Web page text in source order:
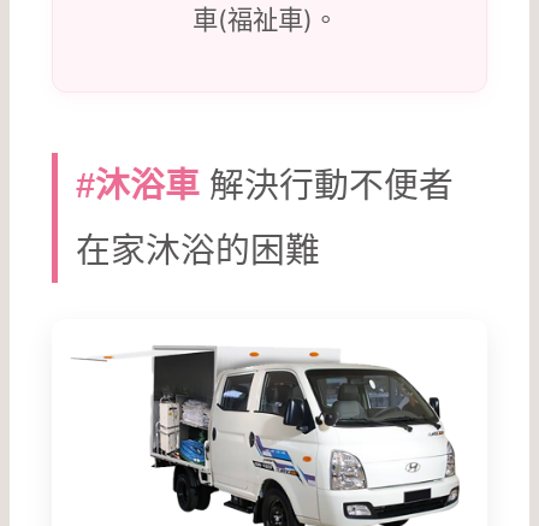
車(福祉車)。
#沐浴車 解決行動不便者
在家沐浴的困難